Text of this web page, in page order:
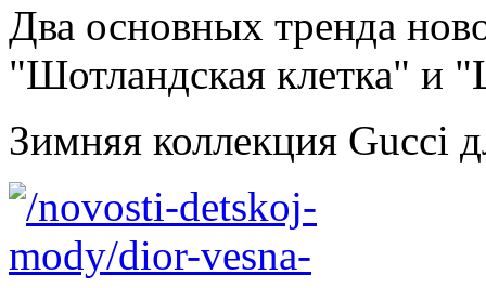
Два основных тренда
"Шотландская клетка" и
Зимняя коллекция Gucci